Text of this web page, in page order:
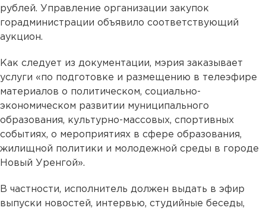
рублей. Управление организации закупок
горадминистрации объявило соответствующий
аукцион.
Как следует из документации, мэрия заказывает
услуги «по подготовке и размещению в телеэфире
материалов о политическом, социально-
экономическом развитии муниципального
образования, культурно-массовых, спортивных
событиях, о мероприятиях в сфере образования,
жилищной политики и молодежной среды в городе
Новый Уренгой».
В частности, исполнитель должен выдать в эфир
выпуски новостей, интервью, студийные беседы,